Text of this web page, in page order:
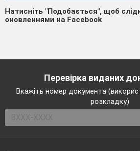
Натисніть "Подобається", щоб
оновленнями на Facebook
Перевірка виданих
Вкажіть номер документа
розкладку)